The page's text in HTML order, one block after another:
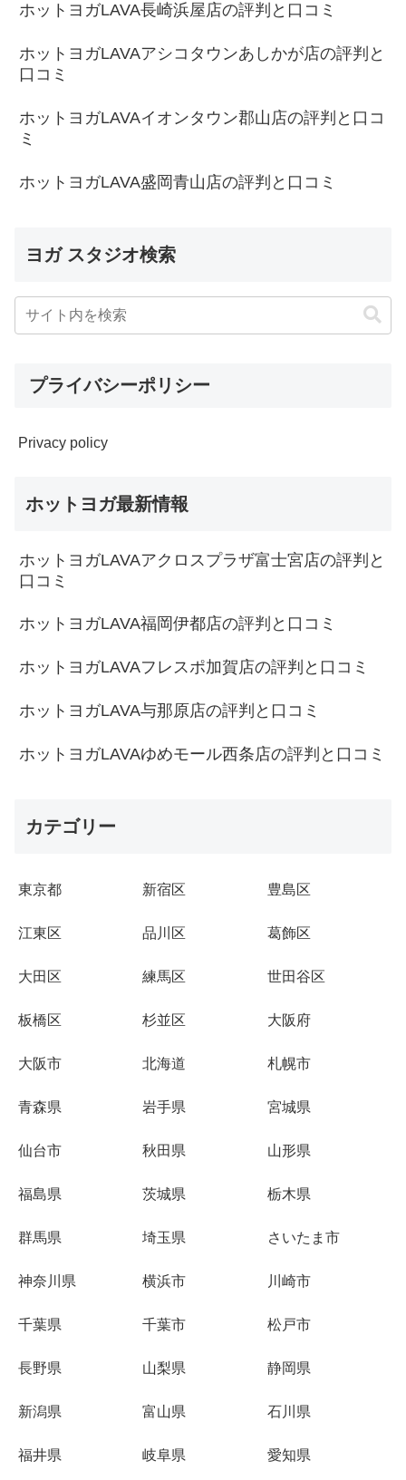
ホットヨガLAVA長崎浜屋店の評判と口コミ
ホットヨガLAVAアシコタウンあしかが店の評判と
口コミ
ホットヨガLAVAイオンタウン郡山店の評判と口コ
ミ
ホットヨガLAVA盛岡青山店の評判と口コミ
ヨガ スタジオ検索
プライバシーポリシー
Privacy policy
ホットヨガ最新情報
ホットヨガLAVAアクロスプラザ富士宮店の評判と
口コミ
ホットヨガLAVA福岡伊都店の評判と口コミ
ホットヨガLAVAフレスポ加賀店の評判と口コミ
ホットヨガLAVA与那原店の評判と口コミ
ホットヨガLAVAゆめモール西条店の評判と口コミ
カテゴリー
東京都 新宿区 豊島区
江東区 品川区 葛飾区
大田区 練馬区 世田谷区
板橋区 杉並区 大阪府
大阪市 北海道 札幌市
青森県 岩手県 宮城県
仙台市 秋田県 山形県
福島県 茨城県 栃木県
群馬県 埼玉県 さいたま市
神奈川県 横浜市 川崎市
千葉県 千葉市 松戸市
長野県 山梨県 静岡県
新潟県 富山県 石川県
福井県 岐阜県 愛知県